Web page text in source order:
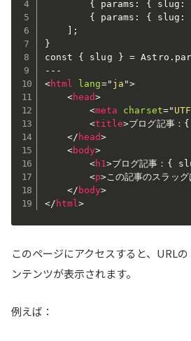
}
const { slug } =
<html lang=" ja ">
<head>
<meta charset="
<title>ブログ記事
</ head>
<body>
<h1 >ブログ記事：{
<p>この記事のスラッ
</ body>
</ html>
このページにアクセスすると、URLの
ンテンツが表示されます。
例えば：